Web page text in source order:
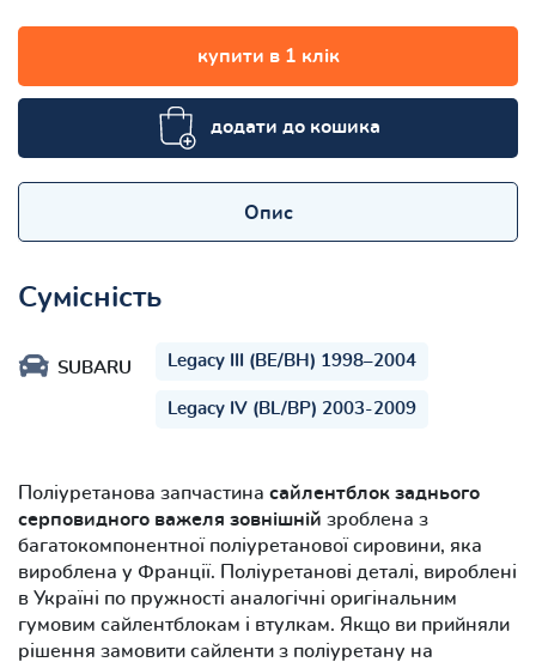
купити в 1 клік
додати до кошика
Опис
Сумісність
SUBARU Legacy III (BE/BH) 1998–2004
Legacy IV (BL/BP) 2003-2009
Поліуретанова запчастина сайлентблок заднього
серповидного важеля зовнішній зроблена з
багатокомпонентної поліуретанової сировини, яка
вироблена у Франції. Поліуретанові деталі, вироблені
в Україні по пружності аналогічні оригінальним
гумовим сайлентблокам і втулкам. Якщо ви прийняли
рішення замовити сайленти з поліуретану на